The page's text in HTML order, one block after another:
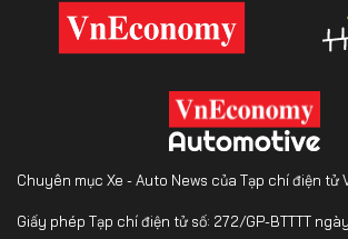
Chuyên mục Xe - Auto News của Tạp chí điện tử
Giấy phép Tạp chí điện tử số: 272/GP-BTTTT